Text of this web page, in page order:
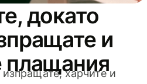
докато
и
плащания
изпращате, харчите и